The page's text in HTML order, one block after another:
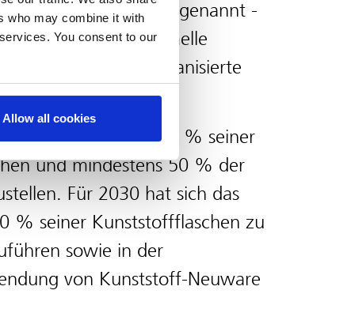
who may combine it with
You consent to our
Allow all cookies
"Recycling-Helden" genannt -
% werden über formelle
und andere organisierte
gesetzt, bis 2025 100 % seiner
und mindestens 50 % der
Für 2030 hat sich das
% seiner Kunststoffflaschen zu
sowie in der
von Kunststoff-Neuware